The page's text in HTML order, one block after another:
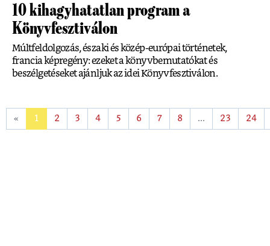
10 kihagyhatatlan program a
Könyvfesztiválon
Múltfeldolgozás, északi és közép-európai történetek,
francia képregény: ezeket a könyvbemutatókat és
beszélgetéseket ajánljuk az idei Könyvfesztiválon.
« 1 2 3 4 5 6 7 8 ... 23 24